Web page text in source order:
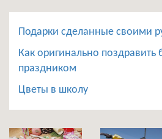
Подарки сделанные своими
Как оригинально поздравить
праздником
Цветы в школу